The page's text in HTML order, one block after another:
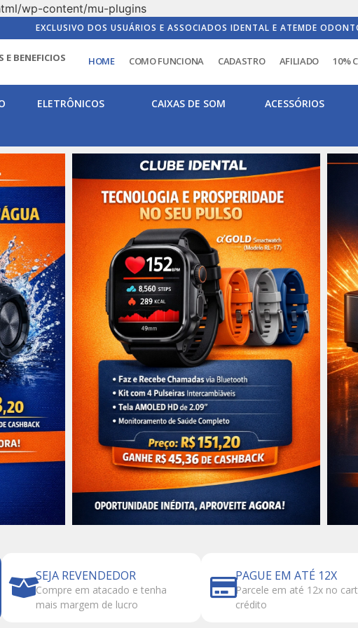
wp-content/mu-plugins
EXCLUSIVO DOS USUÁRIOS E ASSOCIADOS IDENTAL E ATEMDE
E BENEFICIOS HOME COMO FUNCIONA CADASTRO AFILIADO 10%
ELETRÔNICOS CAIXAS DE SOM
ACESSÓRIOS
SEJA REVENDEDOR
Compre em atacado e tenha
mais margem de lucro
PAGUE EM ATÉ 12X
Parcele em até 12x no
crédito